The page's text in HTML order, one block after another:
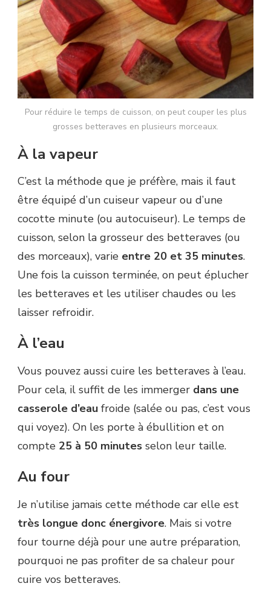
Pour réduire le temps de cuisson, on peut couper les plus
grosses betteraves en plusieurs morceaux.
À la vapeur
C’est la méthode que je préfère, mais il faut
être équipé d’un cuiseur vapeur ou d’une
cocotte minute (ou autocuiseur). Le temps de
cuisson, selon la grosseur des betteraves (ou
des morceaux), varie entre 20 et 35 minutes.
Une fois la cuisson terminée, on peut éplucher
les betteraves et les utiliser chaudes ou les
laisser refroidir.
À l’eau
Vous pouvez aussi cuire les betteraves à l’eau.
Pour cela, il suffit de les immerger dans une
casserole d’eau froide (salée ou pas, c’est vous
qui voyez). On les porte à ébullition et on
compte 25 à 50 minutes selon leur taille.
Au four
Je n’utilise jamais cette méthode car elle est
très longue donc énergivore. Mais si votre
four tourne déjà pour une autre préparation,
pourquoi ne pas profiter de sa chaleur pour
cuire vos betteraves.